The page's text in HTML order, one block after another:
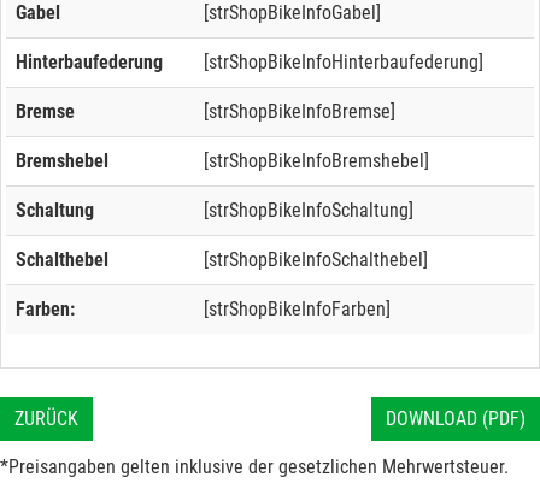
Gabel [strShopBikeInfoGabel]
Hinterbaufederung [strShopBikeInfoHinterbaufederung]
Bremse [strShopBikeInfoBremse]
Bremshebel [strShopBikeInfoBremshebel]
Schaltung [strShopBikeInfoSchaltung]
Schalthebel [strShopBikeInfoSchalthebel]
Farben: [strShopBikeInfoFarben]
ZURÜCK DOWNLOAD (PDF)
*Preisangaben gelten inklusive der gesetzlichen Mehrwertsteuer.